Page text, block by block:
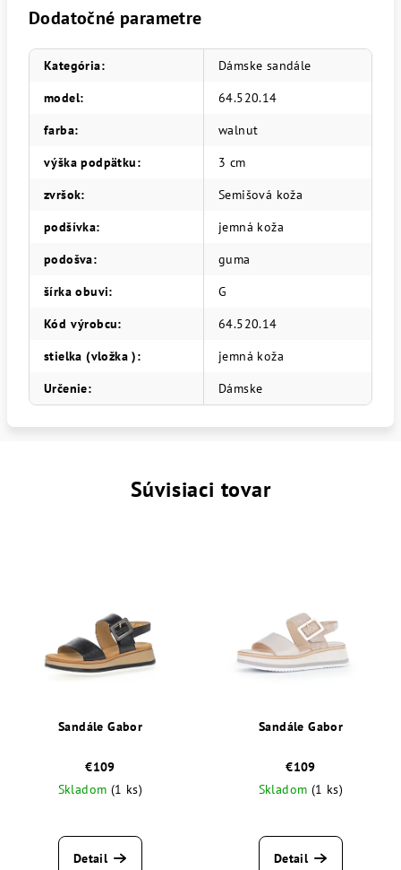
Dodatočné parametre
Kategória:
Dámske sandále
model:
64.520.14
farba:
walnut
výška podpätku:
3 cm
zvršok:
Semišová koža
podšívka:
jemná koža
podošva:
guma
šírka obuvi:
G
Kód výrobcu:
64.520.14
stielka (vložka ):
jemná koža
Určenie: Dámske
Súvisiaci tovar
Sandále Gabor
€109
Skladom (1 ks)
Detail
Sandále Gabor
€109
Skladom (1 ks)
Detail